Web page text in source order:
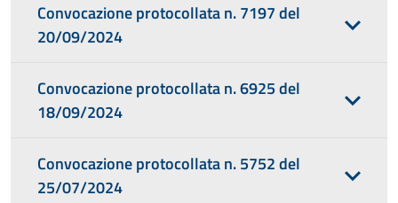
Convocazione protocollata n. 7197 del
20/09/2024
Convocazione protocollata n. 6925 del
18/09/2024
Convocazione protocollata n. 5752 del
25/07/2024